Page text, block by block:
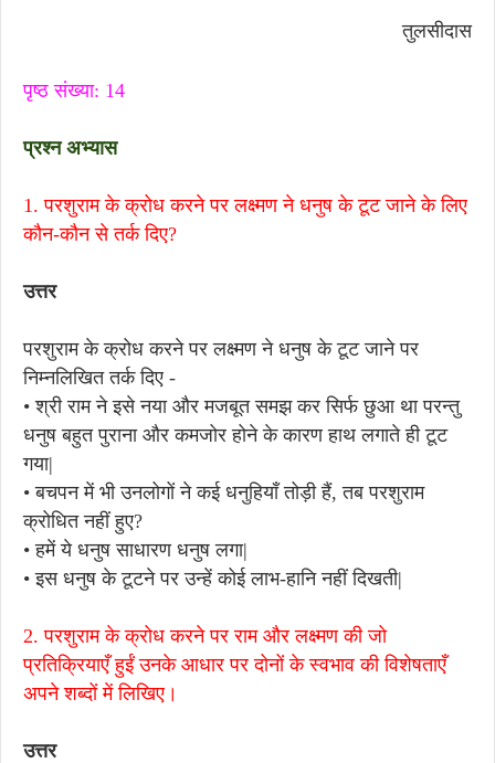
तुलसीदास
पृष्ठ संख्या: 14
प्रश्न अभ्यास
1.परशुराम के क्रोध करने पर लक्ष्मण ने धनुष के टूट जाने के लिए
कौन-कौन से तर्क दिए?
उत्तर
परशुराम के क्रोध करने पर लक्ष्मण ने धनुष के टूट जाने पर
निम्नलिखित तर्क दिए -
• श्री राम ने इसे नया और मजबूत समझ कर सिर्फ छुआ था परन्तु
धनुष बहुत पुराना और कमजोर होने के कारण हाथ लगाते ही टूट
गया|
• बचपन में भी उनलोगों ने कई धनुहियाँ तोड़ी हैं, तब परशुराम
क्रोधित नहीं हुए?
• हमें ये धनुष साधारण धनुष लगा|
• इस धनुष के टूटने पर उन्हें कोई लाभ-हानि नहीं दिखती|
2. परशुराम के क्रोध करने पर राम और लक्ष्मण की जो
प्रतिक्रियाएँ हुईं उनके आधार पर दोनों के स्वभाव की विशेषताएँ
अपने शब्दों में लिखिए।
उत्तर